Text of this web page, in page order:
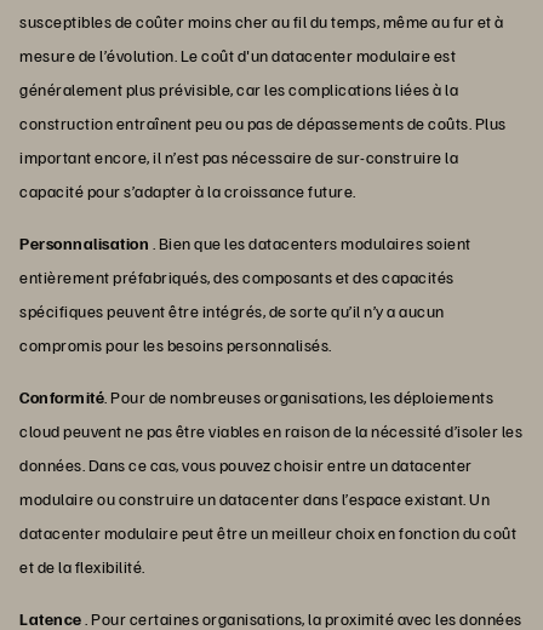
susceptibles de coûter moins cher au fil du temps, même au fur et à
mesure de l’évolution. Le coût d'un datacenter modulaire est
généralement plus prévisible, car les complications liées à la
construction entraînent peu ou pas de dépassements de coûts. Plus
important encore, il n’est pas nécessaire de sur-construire la
capacité pour s’adapter à la croissance future.
Personnalisation . Bien que les datacenters modulaires soient
entièrement préfabriqués, des composants et des capacités
spécifiques peuvent être intégrés, de sorte qu’il n’y a aucun
compromis pour les besoins personnalisés.
Conformité . Pour de nombreuses organisations, les déploiements
cloud peuvent ne pas être viables en raison de la nécessité d’isoler les
données. Dans ce cas, vous pouvez choisir entre un datacenter
modulaire ou construire un datacenter dans l’espace existant. Un
datacenter modulaire peut être un meilleur choix en fonction du coût
et de la flexibilité.
Latence . Pour certaines organisations, la proximité avec les données